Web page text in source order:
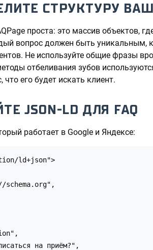
СТРУКТУРУ
проста: это массив объектов,
вопрос должен быть уникальным,
Не используйте общие фразы
отбеливания зубов
его будет искать клиент.
JSON-LD ДЛЯ FAQ
работает в Google и Яндексе:
ld+json">
schema.org",
на приём?",